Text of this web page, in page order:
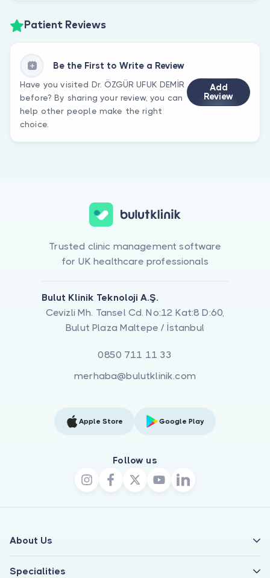
Patient Reviews
Be the First to Write a Review
Have you visited Dr. ÖZGÜR UFUK DEMİR
before? By sharing your review, you can
help other people make the right
choice.
Add
Review
Trusted clinic management software
for UK healthcare professionals
Bulut Klinik Teknoloji A.Ş.
Cevizli Mh. Tansel Cd. No:12 Kat:8 D:60,
Bulut Plaza Maltepe / İstanbul
0850 711 11 33
merhaba@bulutklinik.com
Apple Store Google Play
Follow us
About Us
Specialities